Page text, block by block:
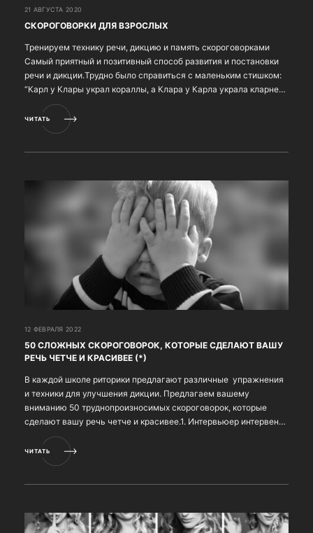
21 АВГУСТА 2020
СКОРОГОВОРКИ ДЛЯ ВЗРОСЛЫХ
Тренируем технику речи, дикцию и память скороговорками
Самый приятный и позитивный способ развития и постановки
речи и дикции.Трудно было справиться с маленьким стишком:
“Карл у Клары украл кораллы, а Клара у Карла украла кларнет.”,
не так ли? Ну а если серьезно, ...
ЧИТАТЬ
12 ФЕВРАЛЯ 2022
50 СЛОЖНЫХ СКОРОГОВОРОК, КОТОРЫЕ СДЕЛАЮТ ВАШУ
РЕЧЬ ЧЕТЧЕ И КРАСИВЕЕ (*)
В каждой школе риторики предлагают различные упражнения
и техники для улучшения дикции. Предлагаем вашему
вниманию 50 труднопроизносимых скороговорок, которые
сделают вашу речь четче и красивее.1. Интервьюер интервента
интервьюировал. 2. Жили-были три китайца: Як...
ЧИТАТЬ